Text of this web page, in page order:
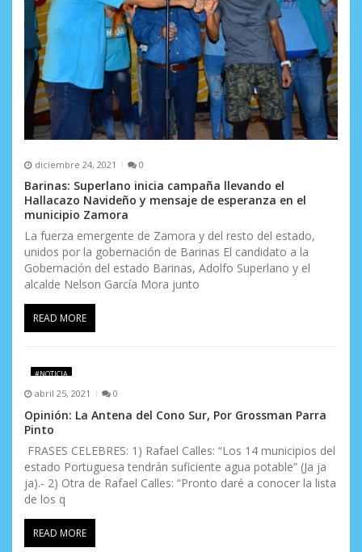
diciembre 24, 2021 0
Barinas: Superlano inicia campaña llevando el
Hallacazo Navideño y mensaje de esperanza en el
municipio Zamora
La fuerza emergente de Zamora y del resto del estado,
unidos por la gobernación de Barinas El candidato a la
Gobernación del estado Barinas, Adolfo Superlano y el
alcalde Nelson García Mora junto
READ MORE
#NOTICIA
abril 25, 2021 0
Opinión: La Antena del Cono Sur, Por Grossman Parra
Pinto
FRASES CELEBRES: 1) Rafael Calles: “Los 14 municipios del
estado Portuguesa tendrán suficiente agua potable” (Ja ja
ja).- 2) Otra de Rafael Calles: “Pronto daré a conocer la lista
de los q
READ MORE